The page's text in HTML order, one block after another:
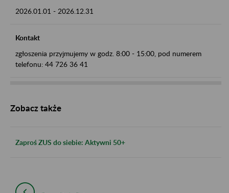
2026.01.01 - 2026.12.31
Kontakt
zgłoszenia przyjmujemy w godz. 8:00 - 15:00, pod numerem
telefonu: 44 726 36 41
Zobacz także
Zaproś ZUS do siebie: Aktywni 50+